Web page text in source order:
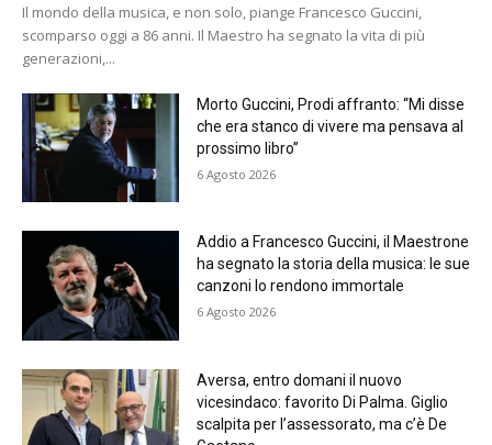
Il mondo della musica, e non solo, piange Francesco Guccini,
scomparso oggi a 86 anni. Il Maestro ha segnato la vita di più
generazioni,...
Morto Guccini, Prodi affranto: “Mi disse
che era stanco di vivere ma pensava al
prossimo libro”
6 Agosto 2026
Addio a Francesco Guccini, il Maestrone
ha segnato la storia della musica: le sue
canzoni lo rendono immortale
6 Agosto 2026
Aversa, entro domani il nuovo
vicesindaco: favorito Di Palma. Giglio
scalpita per l’assessorato, ma c’è De